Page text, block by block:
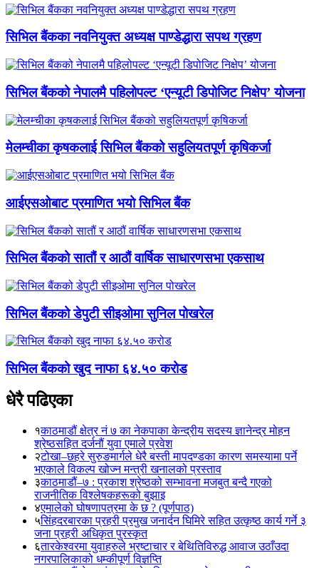
सिभिल बैंकका नवनियुक्त अध्यक्ष पाण्डेद्धारा सपथ ग्रहण
सिभिल बैंकको नेपालमै पहिलोपल्ट ‘एन्यूटी डिपोजिट निक्षेप’ योजना
मेलम्चीका कृषकलाई सिभिल बैंकको सहुलियतपूर्ण कृषिकर्जा
आईएसओबाट प्रमाणित भयो सिभिल बैंक
सिभिल बैंकको सातौं र आठौं वार्षिक साधारणसभा एकसाथ
सिभिल बैंकको डेपुटी सीइओमा सुनिल पोखरेल
सिभिल बैंकको खुद नाफा ६४.५० करोड
धेरै पढिएका
१काठमाडौं क्षेत्र नं ७ का नेकपाका केन्द्रीय सदस्य ज्ञानेन्द्र मोहन
श्रेष्ठसहित दर्जनौं युवा एमाले प्रवेश
२टोखा–छहरे सुरुङमार्गले धेरै बस्ती मापदण्डका कारण समस्यामा पर्ने
भएकाले विकल्प खोज्न मन्त्री खनालको प्रस्ताव
३काठमाडौं–७ : प्रकाश श्रेष्ठको सम्भावना मजबुत बन्दै गएको
राजनीतिक विश्लेषकहरूको बुझाइ
४एमालेको घोषणापत्रमा के छ ? (पूर्णपाठ)
५सिंहदरबारका प्रहरी प्रमुख जनार्दन घिमिरे सहित उत्कृष्ठ कार्य गर्ने ३
जना प्रहरी अधिकृत पुरस्कृत
६तारकेश्वरमा युवाहरुले भ्रष्टाचार र बेथितिविरुद्ध आवाज उठाँउदा
नगरपालिकाको धम्कीपूर्ण विज्ञप्ति